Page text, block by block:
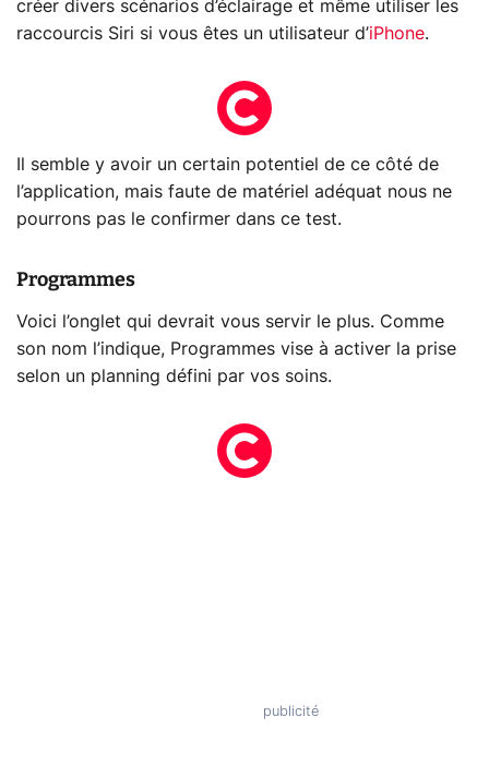
créer divers scénarios d’éclairage et même utiliser les
raccourcis Siri si vous êtes un utilisateur d’iPhone.
Il semble y avoir un certain potentiel de ce côté de
l’application, mais faute de matériel adéquat nous ne
pourrons pas le confirmer dans ce test.
Programmes
Voici l’onglet qui devrait vous servir le plus. Comme
son nom l’indique, Programmes vise à activer la prise
selon un planning défini par vos soins.